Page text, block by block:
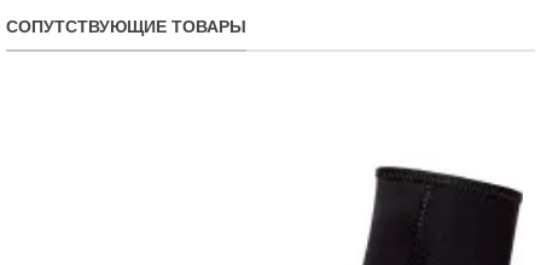
СОПУТСТВУЮЩИЕ ТОВАРЫ